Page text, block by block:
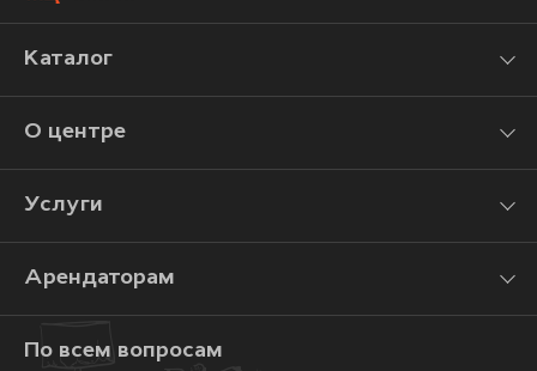
Каталог
О центре
Услуги
Арендаторам
По всем вопросам